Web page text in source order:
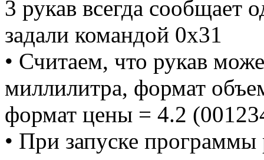
3 рукав всегда сообщает
задали командой 0x31
• Считаем, что рукав
миллилитра, формат
формат цены = 4.2
• При запуске программы